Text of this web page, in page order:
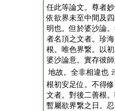
任此等論文。尊者
依欲界未至中間及
明也。但於婆沙論
者名頂之文者。珍
根。唯色界繋。以
婆沙論意。實存彼
地故。全非相違也
根初安足位。不得
文者。對後二善根
暫屬欲界繋之日。